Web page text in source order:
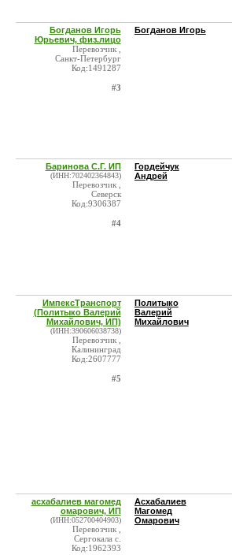
Богданов Игорь
Юрьевич, физ.лицо
Перевозчик ,
Санкт-Петербург
Код:1491287
#3
Богданов Игорь
Баринова С.Г. ИП
(ИНН:702402364843)
Перевозчик ,
Северск
Код:9306387
#4
Гордейчук
Андрей
ИмпексТранспорт
(Политыко Валерий
Михайлович, ИП)
(ИНН:390606038738)
Перевозчик ,
Калининград
Код:2607777
#5
Политыко
Валерий
Михайлович
асхабалиев магомед
омарович, ИП
(ИНН:052700404903)
Перевозчик ,
Сергокала с.
Код:1962393
Асхабалиев
Магомед
Омарович